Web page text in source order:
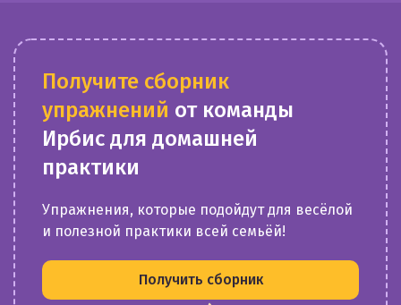
Получите сборник
упражнений от команды
Ирбис для домашней
практики
Упражнения, которые подойдут для весёлой
и полезной практики всей семьёй!
Получить сборник